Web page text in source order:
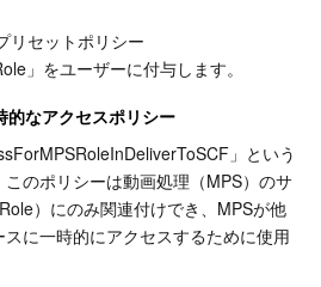
Center
リティ
リセットポリシー
」をユーザーに付与します。
的なアクセスポリシー
」という
のポリシーは動画処理（MPS）のサ
）にのみ関連付けでき、MPSが他
に一時的にアクセスするために使用